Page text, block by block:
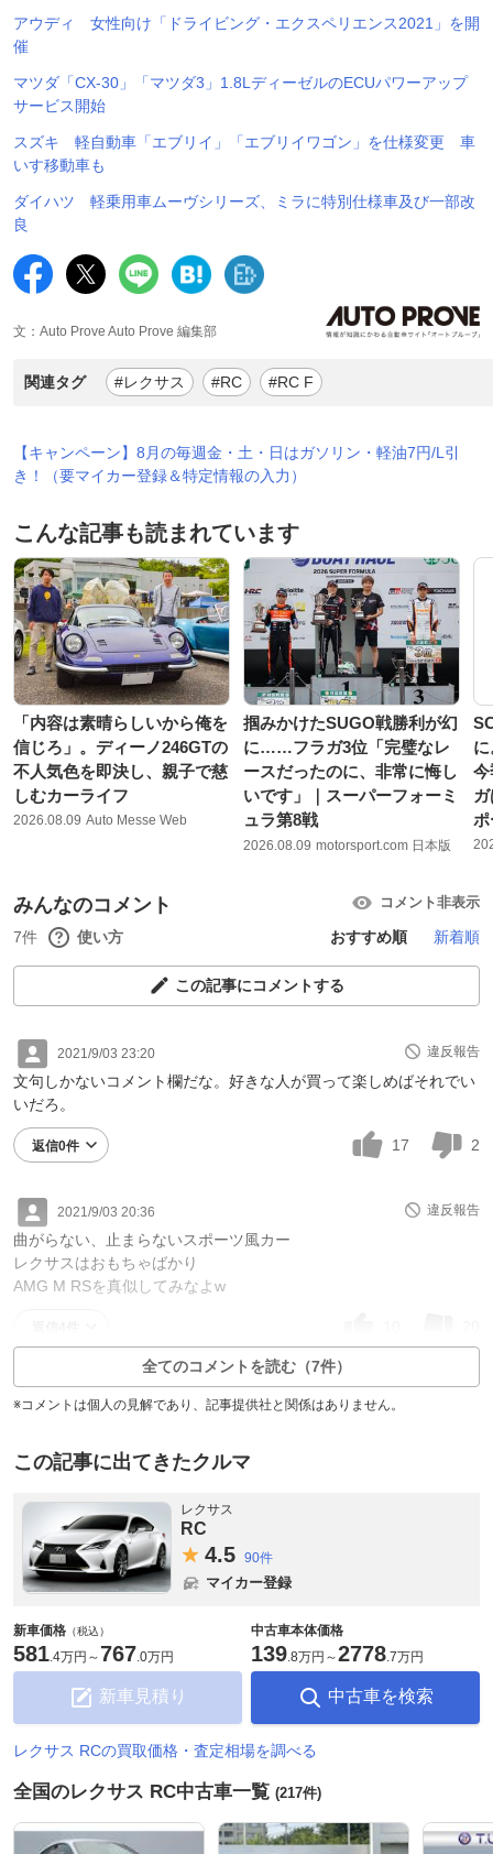
アウディ 女性向け「ドライビング・エクスペリエンス2021」を開
催
マツダ「CX-30」「マツダ3」1.8LディーゼルのECUパワーアップ
サービス開始
スズキ 軽自動車「エブリイ」「エブリイワゴン」を仕様変更 車
いす移動車も
ダイハツ 軽乗用車ムーヴシリーズ、ミラに特別仕様車及び一部改
良
文：Auto Prove Auto Prove 編集部
関連タグ #レクサス #RC #RC F
【キャンペーン】8月の毎週金・土・日はガソリン・軽油7円/L引
き！（要マイカー登録＆特定情報の入力）
こんな記事も読まれています
「内容は素晴らしいから俺を
信じろ」。ディーノ246GTの
不人気色を即決し、親子で慈
しむカーライフ
2026.08.09 Auto Messe Web
掴みかけたSUGO戦勝利が幻
に……フラガ3位「完璧なレ
ースだったのに、非常に悔し
いです」｜スーパーフォーミ
ュラ第8戦
2026.08.09 motorsport.com 日本版
今
ポ
みんなのコメント コメント非表示
7件 使い方 おすすめ順 新着順
この記事にコメントする
2021/9/03 23:20 違反報告
文句しかないコメント欄だな。好きな人が買って楽しめばそれでい
いだろ。
返信0件 17 2
2021/9/03 20:36 違反報告
曲がらない、止まらないスポーツ風カー
レクサスはおもちゃばかり
AMG M RSを真似してみなよw
全てのコメントを読む（7件）
※コメントは個人の見解であり、記事提供社と関係はありません。
この記事に出てきたクルマ
レクサス
RC
4.5 90件
マイカー登録
新車価格 （税込）
581.4万円 ～767.0万円
新車見積り
中古車本体価格
139.8万円 ～2778.7万円
中古車を検索
レクサス RCの買取価格・査定相場を調べる
全国のレクサス RC中古車一覧 (217件)